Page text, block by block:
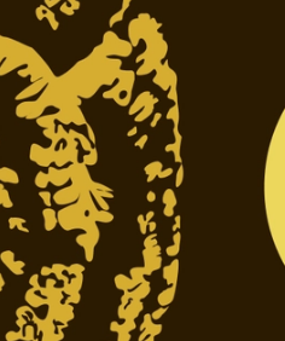
Подарки энергетику
Подарки юристу